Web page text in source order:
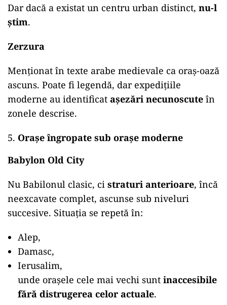
Dar dacă a existat un centru urban distinct, nu-l
știm.
Zerzura
Menționat în texte arabe medievale ca oraș-oază
ascuns. Poate fi legendă, dar expedițiile
moderne au identificat așezări necunoscute în
zonele descrise.
Orașe îngropate sub orașe moderne
Babylon Old City
Nu Babilonul clasic, ci straturi anterioare, încă
neexcavate complet, ascunse sub niveluri
succesive. Situația se repetă în:
Alep,
Damasc,
Ierusalim,
unde orașele cele mai vechi sunt inaccesibile
fără distrugerea celor actuale.